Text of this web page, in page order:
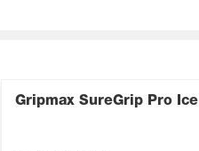
Gripmax SureGrip Pro Ice